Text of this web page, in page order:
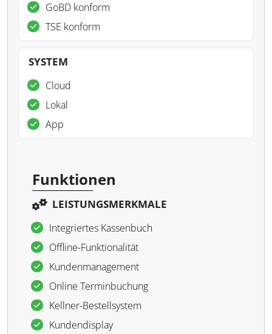
GoBD konform
TSE konform
SYSTEM
Cloud
Lokal
App
Funktionen
LEISTUNGSMERKMALE
Integriertes Kassenbuch
Offline-Funktionalität
Kundenmanagement
Online Terminbuchung
Kellner-Bestellsystem
Kundendisplay